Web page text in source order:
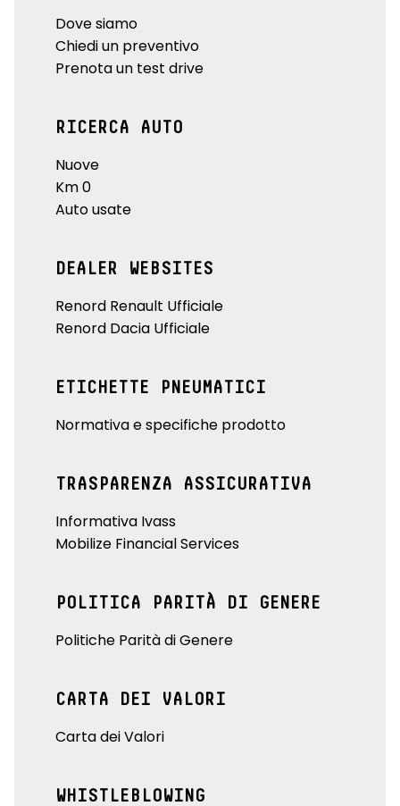
Dove siamo
Chiedi un preventivo
Prenota un test drive
RICERCA AUTO
Nuove
Km 0
Auto usate
DEALER WEBSITES
Renord Renault Ufficiale
Renord Dacia Ufficiale
ETICHETTE PNEUMATICI
Normativa e specifiche prodotto
TRASPARENZA ASSICURATIVA
Informativa Ivass
Mobilize Financial Services
POLITICA PARITÀ DI GENERE
Politiche Parità di Genere
CARTA DEI VALORI
Carta dei Valori
WHISTLEBLOWING